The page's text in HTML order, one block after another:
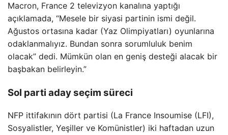
Macron, France 2 televizyon kanalına yaptığı
açıklamada, “Mesele bir siyasi partinin ismi değil.
Ağustos ortasına kadar (Yaz Olimpiyatları) oyunlarına
odaklanmalıyız. Bundan sonra sorumluluk benim
olacak” dedi. Mümkün olan en geniş desteği alacak bir
başbakan belirleyin.”
Sol parti aday seçim süreci
NFP ittifakının dört partisi (La France Insoumise (LFI),
Sosyalistler, Yeşiller ve Komünistler) iki haftadan uzun